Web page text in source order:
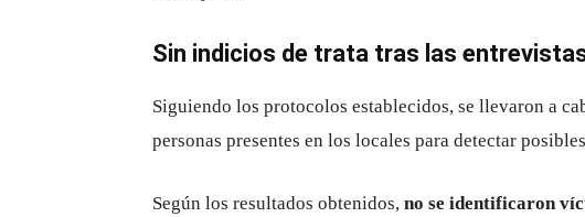
Sin indicios de trata tras las
Siguiendo los protocolos establecidos, se llevaron a
personas presentes en los locales para detectar
Según los resultados obtenidos, no se identificaron